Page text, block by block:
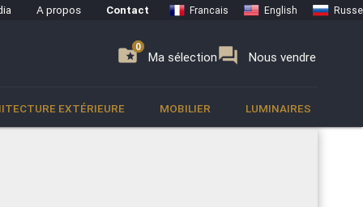
A propos Contact Francais English Russe
folder_special Ma sélection
0 forum Nous vendre
0
EXTÉRIEURE MOBILIER LUMINAIRES